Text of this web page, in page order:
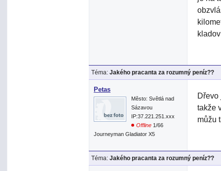
Téma: Jakého pracanta za rozumný peníz??
Petas
Město: Světlá nad
Sázavou
IP:37.221.251.xxx
Offline 1/66
Journeyman Gladiator X5
Dřevo
takže
můžu
Téma: Jakého pracanta za rozumný peníz??